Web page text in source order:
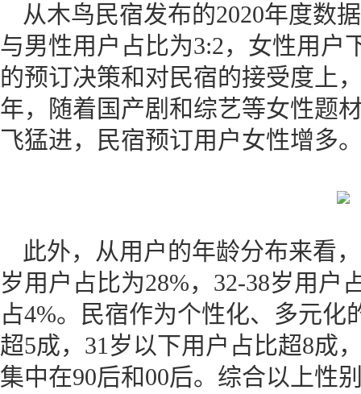
从木鸟民宿发布的2020年度数
与男性用户占比为3:2，女性用户
的预订决策和对民宿的接受度上
年，随着国产剧和综艺等女性题
飞猛进，民宿预订用户女性增多
此外，从用户的年龄分布来看
岁用户占比为28%，32-38岁用户
占4%。民宿作为个性化、多元化
超5成，31岁以下用户占比超8成
集中在90后和00后。综合以上性